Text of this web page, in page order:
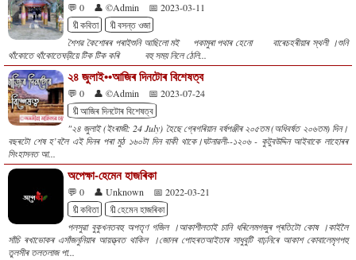
💬 0 👤 ©Admin
📅 2023-03-11
🔖কবিতা
🔖বসন্ত ওজা
শৈশৱ কৈশোৰৰ পৰাইশুনি আছিলো মই পকামুৰা পথাৰ হেনো বাৰেচহৰীয়াৰ স্থলী ।শুনি
থাঁকোতে থাঁকোতেঘড়ীয়ে টিক টিক কৰি বহু সময় নিলে ঠেলি...
২৪ জুলাই••আজিৰ দিনটোৰ বিশেষত্ব
💬 0 👤 ©Admin
📅 2023-07-24
🔖আজিৰ দিনটোৰ বিশেষত্ব
"২৪ জুলাই (ইংৰাজী: 24 July) হৈছে গ্ৰেগৰিয়ান বৰ্ষপঞ্জীৰ ২০৫তম (অধিবৰ্ষত ২০৬তম) দিন।
বছৰটো শেষ হ’বলৈ এই দিনৰ পৰা মুঠ ১৬০টা দিন বাকী থাকে।ঘটনাৱলী--১২০৬ - কুটুবউদ্দিন আইবাকে লাহোৰৰ
সিংহাসনত আ...
অপেক্ষা-হেমেন হাজৰিকা
💬 0 👤 Unknown
📅 2022-03-21
🔖কবিতা
🔖হেমেন হাজৰিকা
পলসুৱা বুকুখনতবহু অপতৃণ গজিল ।আকাশীলতাই চানি ধৰিলেমগজুৰ প্ৰতিটো কোষ ।কাইলৈ
সাঁচি ৰখাভোকৰ এসাঁজনুনিয়াৰ আয়ত্ত্বত থাকিল ।জোনৰ পোহৰতআইতাৰ সাধুবুটি বাঢ়নিৰে আকাশ কোবালেমৃগপহু
তুলসীৰ তলতলাজ পা...